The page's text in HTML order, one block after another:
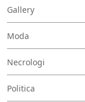
Gallery
Moda
Necrologi
Politica